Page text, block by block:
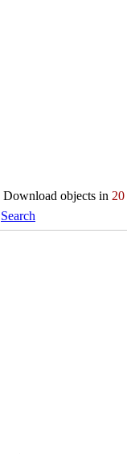
Download objects in 20
Search